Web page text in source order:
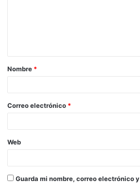
Nombre *
Correo electrónico *
Web
Guarda mi nombre, correo electrónico